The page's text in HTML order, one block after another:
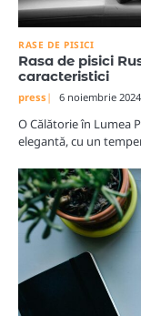
RASE DE PISICI
Rasa de pisici
caracteristici
press 6 noiembrie 2024
O Călătorie în Lumea
elegantă, cu un